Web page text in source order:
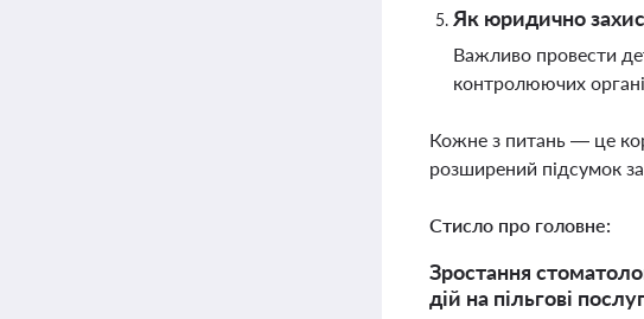
Як юридично
Важливо провести
контролюючих
Кожне з питань — це
розширений підсумок
Стисло про головне:
Зростання
дій на пільгові